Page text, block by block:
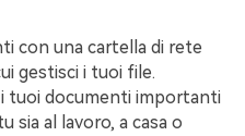
con una cartella di rete
gestisci i tuoi file.
tuoi documenti importanti
sia al lavoro, a casa o